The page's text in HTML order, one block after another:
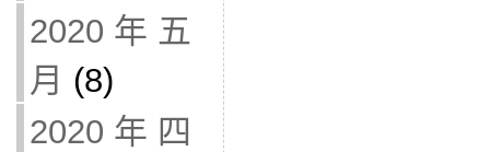
2020 年 五
月 (8)
2020 年 四